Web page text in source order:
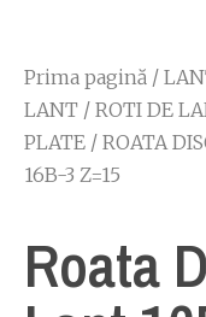
Prima pagină /
LANT / ROTI DE
PLATE / ROATA
16B-3 Z=15
Roata